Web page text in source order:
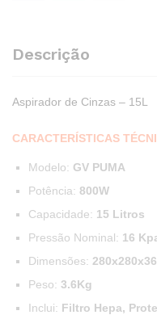
Descrição
Aspirador de Cinzas – 15L
CARACTERÍSTICAS
Modelo: GV PUMA
Potência: 800W
Capacidade: 15 Litros
Pressão Nominal: 16
Dimensões:
Peso: 3.6Kg
Inclui: Filtro Hepa,